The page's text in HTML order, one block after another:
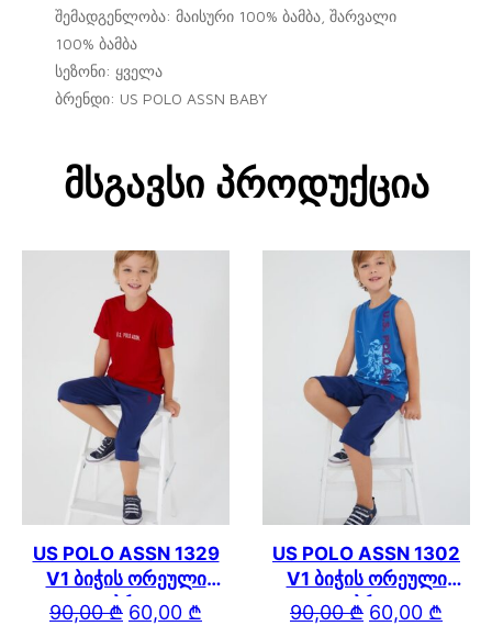
შემადგენლობა: მაისური 100% ბამბა, შარვალი
100% ბამბა
სეზონი: ყველა
ბრენდი: US POLO ASSN BABY
Მსგავსი Პროდუქცია
US POLO ASSN 1329
V1 ბიჭის ორეული
კაპრით
90,00₾ Original price was: 90,00 ₾.
60,00 ₾
Current price is: 60,00 ₾.
US POLO ASSN 1302
V1 ბიჭის ორეული
კაპრით
90,00₾ Original price
60,00 ₾
Current price is: